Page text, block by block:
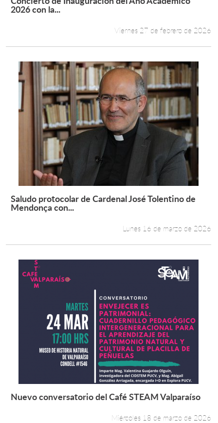
Leer más +
2026 con la...
Viernes 27 de febrero de 2026
Leer más +
Saludo protocolar de Cardenal José Tolentino de
Mendonça con...
Lunes 16 de marzo de 2026
Leer más +
Nuevo conversatorio del Café STEAM Valparaíso
Miércoles 18 de marzo de 2026